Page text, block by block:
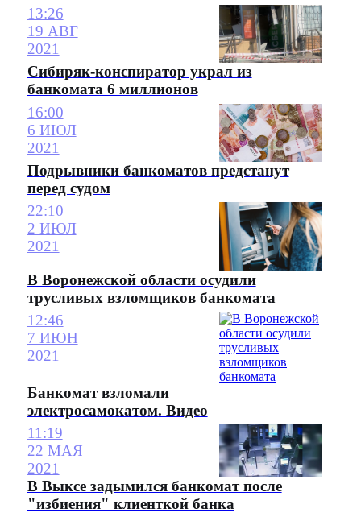
13:26
19 АВГ
2021
Сибиряк-конспиратор украл из
банкомата 6 миллионов
16:00
6 ИЮЛ
2021
Подрывники банкоматов предстанут
перед судом
22:10
2 ИЮЛ
2021
В Воронежской области осудили
трусливых взломщиков банкомата
12:46
7 ИЮН
2021
Банкомат взломали
электросамокатом. Видео
11:19
22 МАЯ
2021
В Выксе задымился банкомат после
"избиения" клиенткой банка